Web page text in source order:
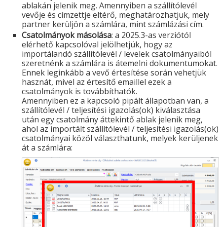
ablakán jelenik meg. Amennyiben a szállítólevél
vevője és címzettje eltérő, meghatározhatjuk, mely
partner kerüljön a számlára, mint számlázási cím.
Csatolmányok másolása: a 2025.3-as verziótól
elérhető kapcsolóval jelölhetjük, hogy az
importálandó szállítólevél / levelek csatolmányaiból
szeretnénk a számlára is átemelni dokumentumokat.
Ennek leginkább a vevő értesítése során vehetjük
hasznát, mivel az értesítő emaillel ezek a
csatolmányok is továbbíthatók.
Amennyiben ez a kapcsoló pipált állapotban van, a
szállítólevél / teljesítési igazolás(ok) kiválasztása
után egy csatolmány áttekintő ablak jelenik meg,
ahol az importált szállítólevél / teljesítési igazolás(ok)
csatolmányai közöl választhatunk, melyek kerüljenek
át a számlára: